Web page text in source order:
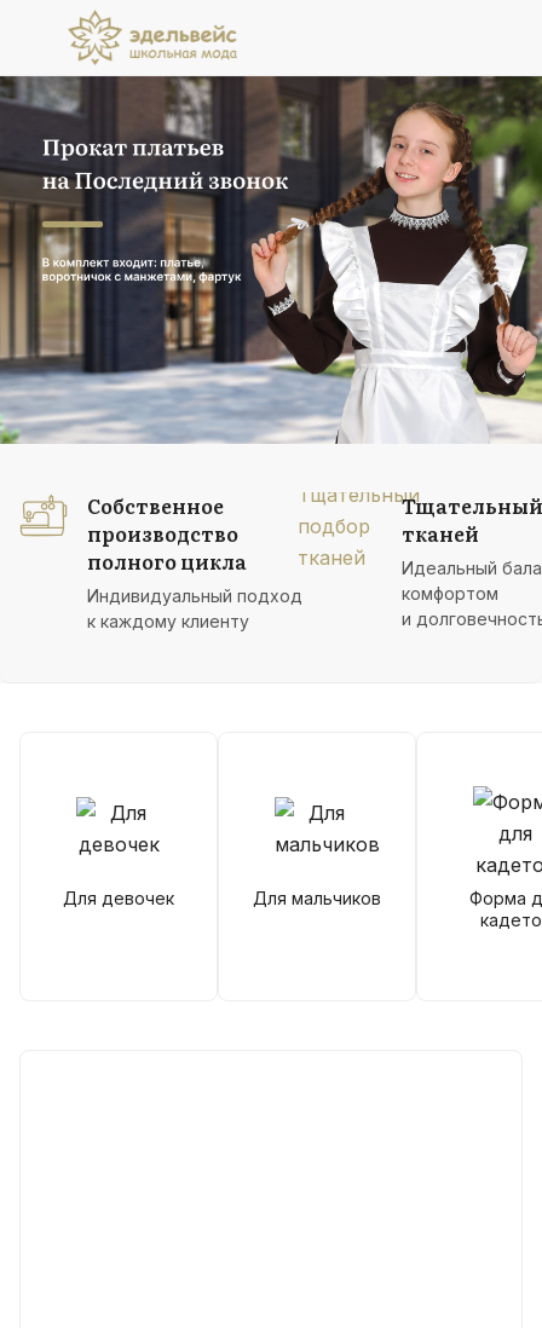
Прокат платьев
на Последний звонок
В комплект входит: платье, воротничок
с манжетами, фартук
Подробнее
Собственное
производство
полного цикла
Индивидуальный подход
к каждому клиенту
тканей
Идеальный
комфортом
и
Для девочек Для мальчиков
Форма